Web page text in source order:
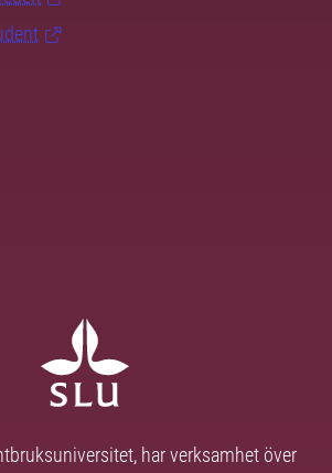
har verksamhet över